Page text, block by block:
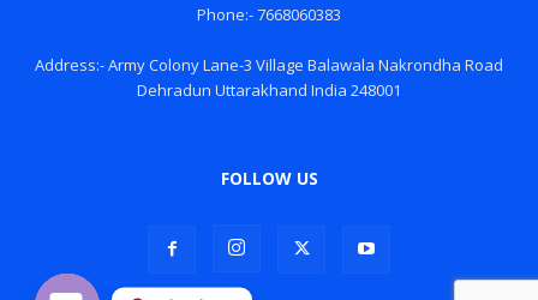
Phone:- 7668060383
Address:- Army Colony Lane-3 Village Balawala Nakrondha Road
Dehradun Uttarakhand India 248001
FOLLOW US